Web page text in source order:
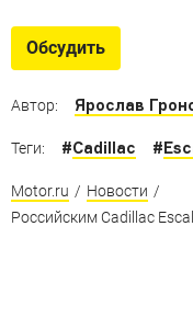
Обсудить
Автор: Ярослав
Теги: #Cadillac #
Motor.ru / Новости /
Российским Cadillac